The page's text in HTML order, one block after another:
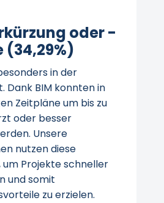
oder -
in der
Dank BIM konnten in
Zeitpläne um bis zu
oder besser
Unsere
nutzen diese
um Projekte schneller
und somit
zu erzielen.